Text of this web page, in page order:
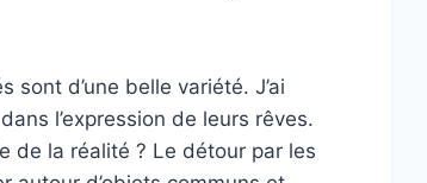
sont d’une belle variété. J’ai
l’expression de leurs rêves.
de la réalité ? Le détour par les